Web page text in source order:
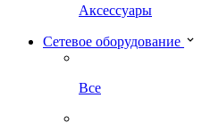
Аксессуары
Сетевое оборудование
Все